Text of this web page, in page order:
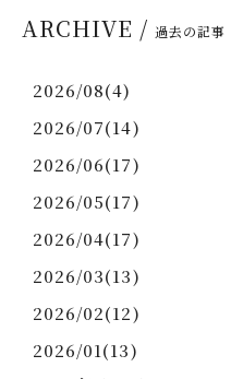
ARCHIVE / 過去の記事
2026/08(4)
2026/07(14)
2026/06(17)
2026/05(17)
2026/04(17)
2026/03(13)
2026/02(12)
2026/01(13)